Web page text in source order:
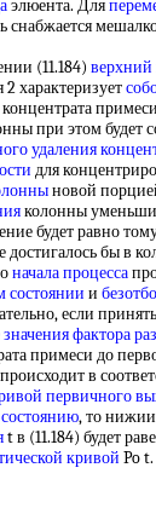
элюента. Для
снабжается
(11.184) верхний
характеризует
при этом будет
удаления
для
новой
колонны
будет равно
достигалось бы в
начала процесса
состоянии и
если
фактора
примеси до
в
первичного
, то
t в (11.184) будет
кривой Po